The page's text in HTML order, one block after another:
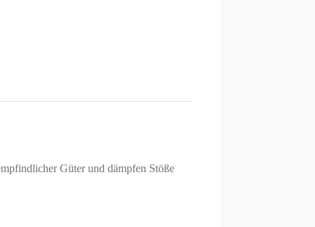
Güter und dämpfen Stöße